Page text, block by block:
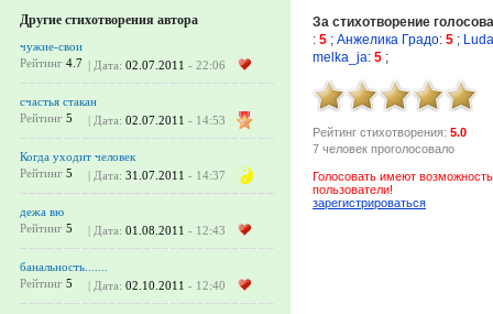
Другие стихотворения автора
чужие-свои
Рейтинг 4.7 | Дата: 02.07.2011 - 22:06
счастья стакан
Рейтинг 5 | Дата: 02.07.2011 - 14:53
Когда уходит человек
Рейтинг 5 | Дата: 31.07.2011 - 14:37
дежа вю
Рейтинг 5 | Дата: 01.08.2011 - 12:43
банальность.......
Рейтинг 5 | Дата: 02.10.2011 - 12:40
За стихотворение
: 5 ; Анжелика Градо: 5 ;
melka_ja: 5 ;
Рейтинг стихотворения: 5.0
7 человек проголосовало
Голосовать имеют
пользователи!
зарегистрироваться